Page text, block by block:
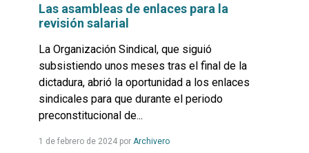
Las asambleas de enlaces para la
revisión salarial
La Organización Sindical, que siguió
subsistiendo unos meses tras el final de la
dictadura, abrió la oportunidad a los enlaces
sindicales para que durante el periodo
preconstitucional de...
1 de febrero de 2024por ArchiveroLeer